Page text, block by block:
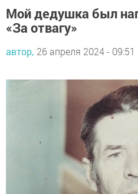
Мой дедушка был
«За отвагу»
автор, 26 апреля 2024 - 09:51